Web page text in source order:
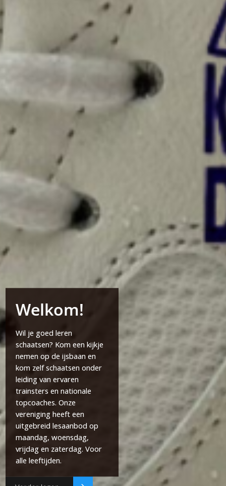
Welkom!
Wil je goed leren
schaatsen? Kom een kijkje
nemen op de ijsbaan en
kom zelf schaatsen onder
leiding van ervaren
trainsters en nationale
topcoaches. Onze
vereniging heeft een
uitgebreid lesaanbod op
maandag, woensdag,
vrijdag en zaterdag. Voor
alle leeftijden.